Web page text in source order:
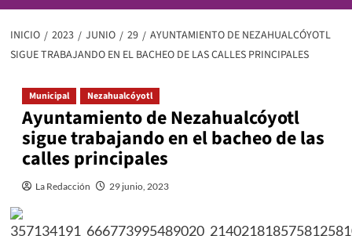
INICIO 2023 JUNIO 29
AYUNTAMIENTO DE NEZAHUALCÓYOTL
SIGUE TRABAJANDO EN EL BACHEO DE LAS CALLES PRINCIPALES
Municipal Nezahualcóyotl
Ayuntamiento de Nezahualcóyotl
sigue trabajando en el bacheo de las
calles principales
La Redacción 29 junio, 2023